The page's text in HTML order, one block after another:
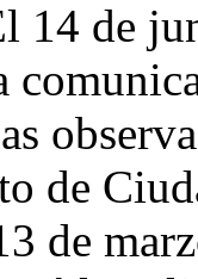
14 de
de
de